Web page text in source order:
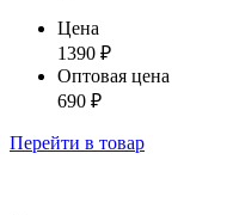
Цена
1390 ₽
Оптовая цена
690 ₽
Перейти в товар